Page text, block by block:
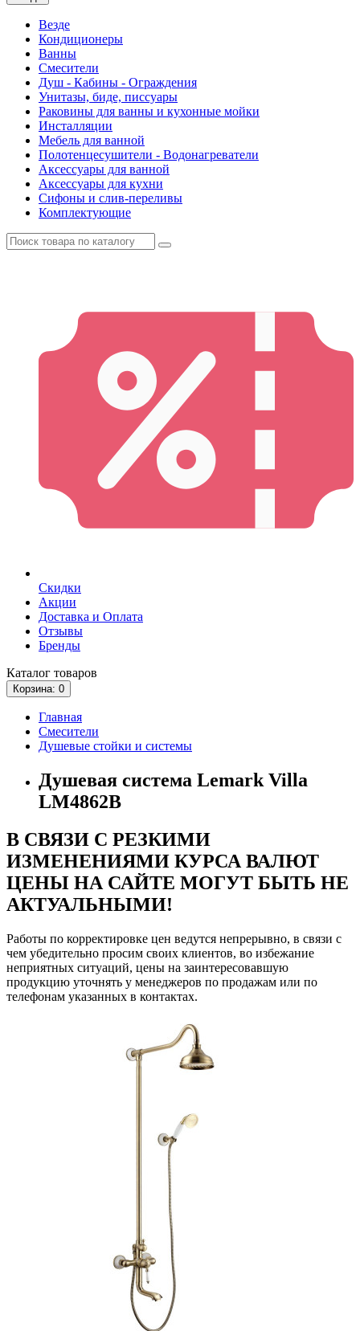
Везде
Кондиционеры
Ванны
Смесители
Душ - Кабины - Ограждения
Унитазы, биде, писсуары
Раковины для ванны и кухонные мойки
Инсталляции
Мебель для ванной
Полотенцесушители - Водонагреватели
Аксессуары для ванной
Аксессуары для кухни
Сифоны и слив-переливы
Комплектующие
Скидки
Акции
Доставка и Оплата
Отзывы
Бренды
Каталог товаров
Корзина: 0
Главная
Смесители
Душевые стойки и системы
Душевая система Lemark Villa
LM4862B
В СВЯЗИ С РЕЗКИМИ
ИЗМЕНЕНИЯМИ КУРСА ВАЛЮТ
ЦЕНЫ НА САЙТЕ МОГУТ БЫТЬ НЕ
АКТУАЛЬНЫМИ!
Работы по корректировке цен ведутся непрерывно, в связи с
чем убедительно просим своих клиентов, во избежание
неприятных ситуаций, цены на заинтересовавшую
продукцию уточнять у менеджеров по продажам или по
телефонам указанных в контактах.